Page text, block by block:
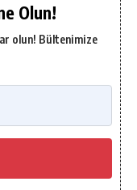
Olun!
olun! Bültenimize